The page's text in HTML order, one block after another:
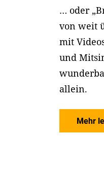
… oder
von weit
mit
und
allein.
Mehr